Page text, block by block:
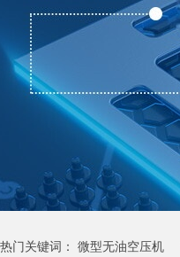
热门关键词： 微型无油空压机